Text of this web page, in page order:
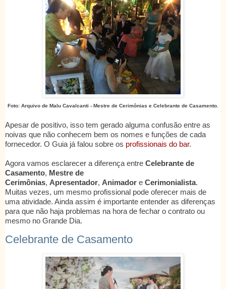
Foto: Arquivo de Malu Cavalcanti - Mestre de Cerimônias e Celebrante de Casamento.
Apesar de positivo, isso tem gerado alguma confusão entre as
noivas que não conhecem bem os nomes e funções de cada
fornecedor. O Guia já falou sobre os profissionais do bar.
Agora vamos esclarecer a diferença entre Celebrante de
Casamento, Mestre de
Cerimônias, Apresentador, Animador e Cerimonialista.
Muitas vezes, um mesmo profissional pode oferecer mais de
uma atividade. Ainda assim é importante entender as diferenças
para que não haja problemas na hora de fechar o contrato ou
mesmo no Grande Dia.
Celebrante de Casamento